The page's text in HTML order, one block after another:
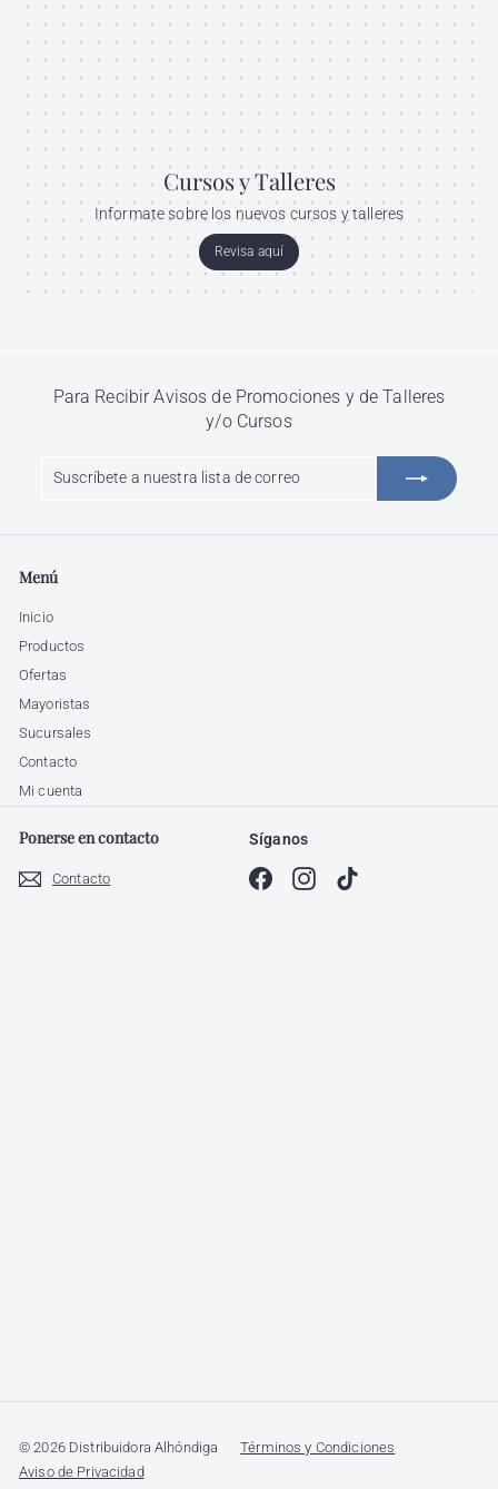
Cursos y Talleres
Informate sobre los nuevos cursos y talleres
Revisa aquí
Para Recibir Avisos de Promociones y de Talleres
y/o Cursos
Suscríbete
lista
correo
Suscribir
Menú
Inicio
Productos
Ofertas
Mayoristas
Sucursales
Contacto
Mi cuenta
Ponerse en contacto
Contacto
Síganos
FacebookInstagram
© 2026 Distribuidora Alhóndiga
Términos y Condiciones
Aviso de Privacidad